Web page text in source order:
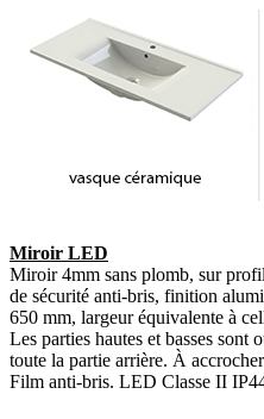
Miroir LED
Miroir 4mm sans plomb, sur
de sécurité anti-bris, finition
650 mm, largeur équivalente à
Les parties hautes et basses sont
toute la partie arrière. À
Film anti-bris. LED Classe II